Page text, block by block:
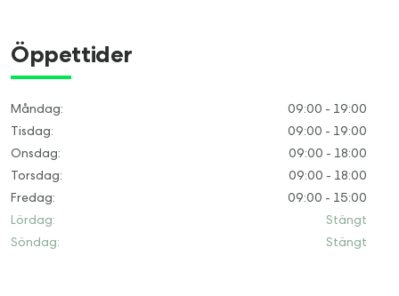
Öppettider
Måndag:
09:00 - 19:00
Tisdag:
09:00 - 19:00
Onsdag:
09:00 - 18:00
Torsdag:
09:00 - 18:00
Fredag:
09:00 - 15:00
Lördag:
Stängt
Söndag: Stängt